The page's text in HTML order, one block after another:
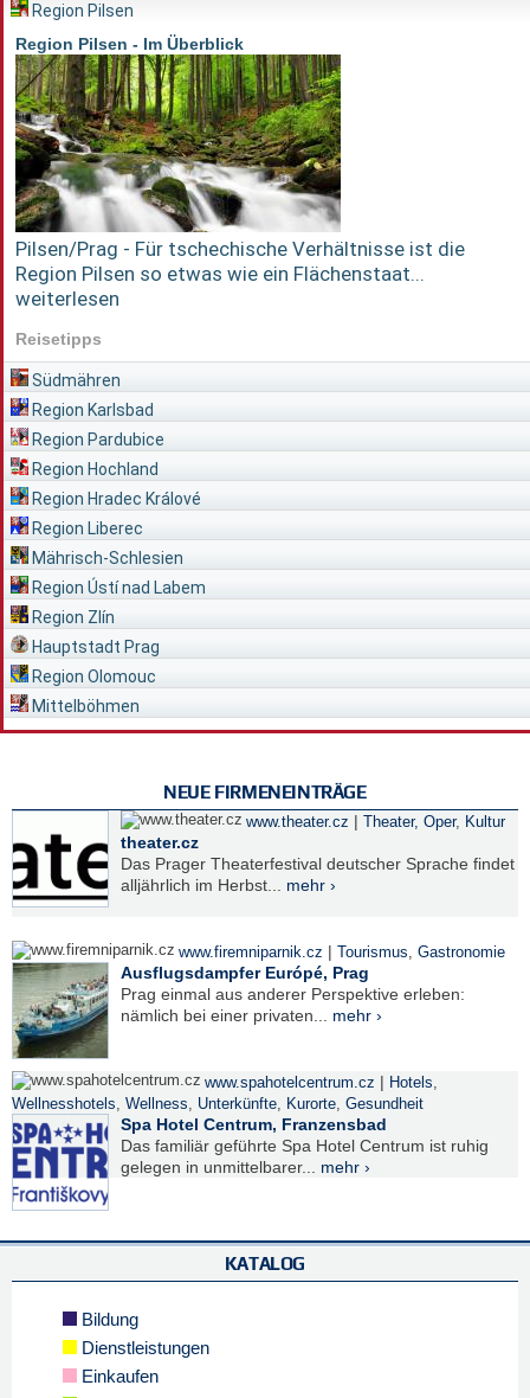
Region Pilsen
Region Pilsen - Im Überblick
Pilsen/Prag - Für tschechische Verhältnisse ist die
Region Pilsen so etwas wie ein Flächenstaat...
weiterlesen
Reisetipps
Südmähren
Region Karlsbad
Region Pardubice
Region Hochland
Region Hradec Králové
Region Liberec
Mährisch-Schlesien
Region Ústí nad Labem
Region Zlín
Hauptstadt Prag
Region Olomouc
Mittelböhmen
NEUE FIRMENEINTRÄGE
www.theater.cz | Theater, Oper, Kultur
theater.cz
Das Prager Theaterfestival deutscher Sprache findet
alljährlich im Herbst... mehr ›
www.firemniparnik.cz | Tourismus Gastronomie
Ausflugsdampfer Európé, Prag
Prag einmal aus anderer Perspektive erleben:
nämlich bei einer privaten... mehr ›
www.spahotelcentrum.cz | Hotels
Wellnesshotels
Wellness Unterkünfte Kurorte Gesundheit
Spa Hotel Centrum, Franzensbad
Das familiär geführte Spa Hotel Centrum ist ruhig
gelegen in unmittelbarer... mehr ›
KATALOG
Bildung
Dienstleistungen
Einkaufen